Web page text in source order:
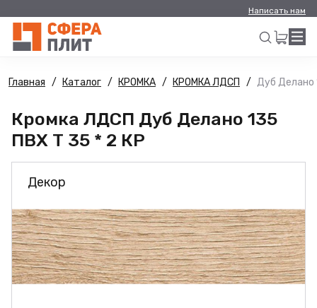
Написать нам
Искать
Главная Каталог КРОМКА КРОМКА ЛДСП Дуб Делано
Кромка ЛДСП Дуб Делано 135
ПВХ Т 35 * 2 КР
Декор